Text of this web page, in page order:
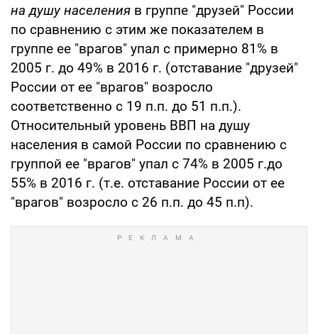
на душу населения в группе "друзей" России
по сравнению с этим же показателем в
группе ее "врагов" упал с примерно 81% в
2005 г. до 49% в 2016 г. (отставание "друзей"
России от ее "врагов" возросло
соответственно с 19 п.п. до 51 п.п.).
Относительный уровень ВВП на душу
населения в самой России по сравнению с
группой ее "врагов" упал с 74% в 2005 г.до
55% в 2016 г. (т.е. отставание России от ее
"врагов" возросло с 26 п.п. до 45 п.п).